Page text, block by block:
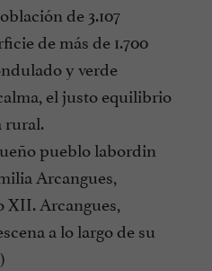
de 3.107
de más de 1.700
y verde
el justo equilibrio
rural.
pueblo labordin
Arcangues,
XII. Arcangues,
a lo largo de su